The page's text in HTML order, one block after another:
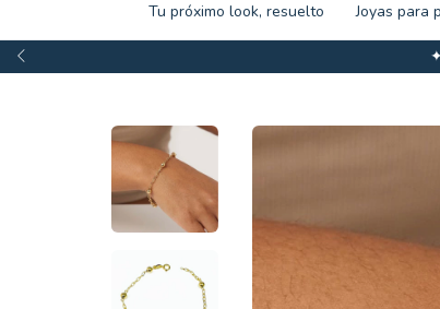
✦
Tu próximo look, resuelto Joyas para